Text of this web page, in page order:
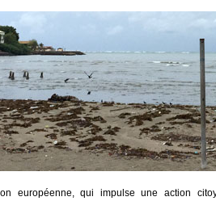
européenne, qui impulse une action